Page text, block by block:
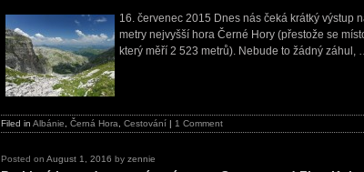
16. červenec 2015 Dnes nás čeká krátký výstup
metry nejvyšší hora Černé Hory (přestože se
který měří 2 523 metrů). Nebude to žádný záhul,
Filed in Albánie Černá Hora Cestování | 1 Comment
Posted on August 1, 2016 by zennie